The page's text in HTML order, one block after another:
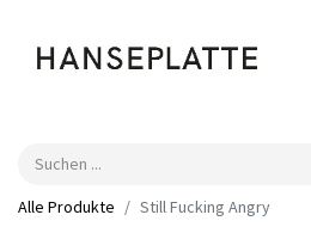
Alle Produkte Still Fucking Angry